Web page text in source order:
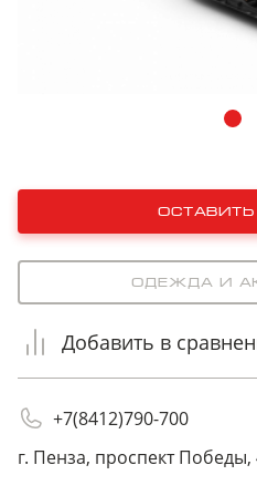
Одежда и
Добавить в
+7(8412)790-700
г. Пенза, проспект Победы,